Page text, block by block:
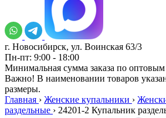
г. Новосибирск, ул. Воинская 63/3
Пн-пт: 9:00 - 18:00
Минимальная сумма заказа по
Важно! В наименовании товаров
размеры.
Главная › Женские купальники ›
раздельные › 24201-2 Купальник